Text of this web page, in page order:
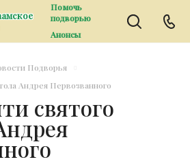
Помочь
подворью
Анонсы
Подворья
Андрея Первозванного
святого